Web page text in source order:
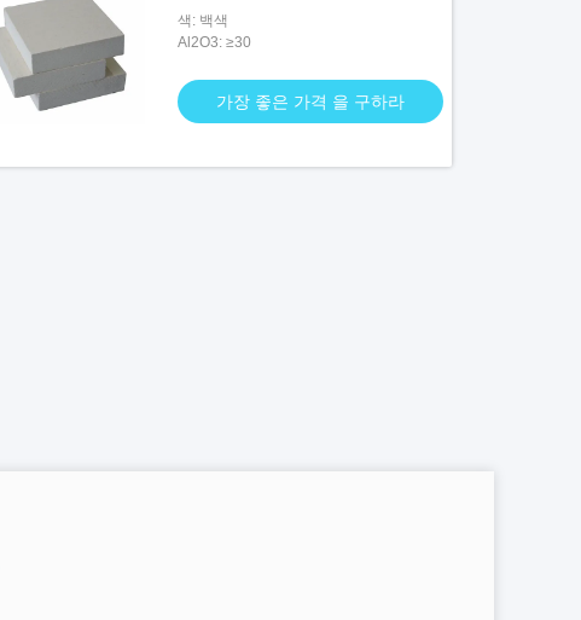
색: 백색
Al2O3: ≥30
가장 좋은 가격 을 구하라